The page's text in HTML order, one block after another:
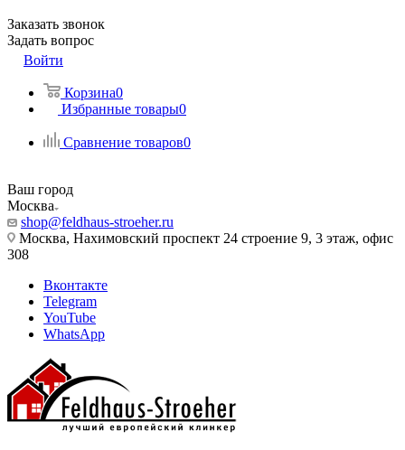
Заказать звонок
Задать вопрос
Войти
Корзина0
Избранные товары0
Сравнение товаров0
Ваш город
Москва
shop@feldhaus-stroeher.ru
Москва, Нахимовский проспект 24 строение 9, 3 этаж, офис
308
Вконтакте
Telegram
YouTube
WhatsApp